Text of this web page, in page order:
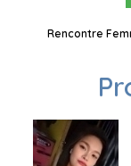
Rencontre